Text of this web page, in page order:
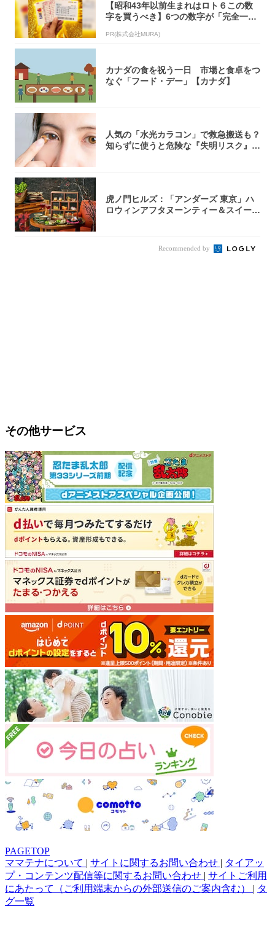
【昭和43年以前生まれはロト６この数
字を買うべき】6つの数字が「完全一
PR(株式会社MURA)
カナダの食を祝う一日 市場と食卓をつ
なぐ「フード・デー」【カナダ】
人気の「水光カラコン」で救急搬送も？
知らずに使うと危険な『失明リスク』と
虎ノ門ヒルズ：「アンダーズ 東京」ハ
ロウィンアフタヌーンティー＆スイーツ
Recommended by
その他サービス
PAGETOP
ママテナについて | サイトに関するお問い合わせ | タイアッ
プ・コンテンツ配信等に関するお問い合わせ | サイトご利用
にあたって（ご利用端末からの外部送信のご案内含む） | タ
グ一覧